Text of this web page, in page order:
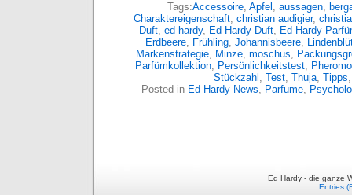
Tags:Accessoire, Apfel , aussagen,
Charaktereigenschaft, christian audigier,
Duft, ed hardy, Ed Hardy Duft, Ed Hardy
Erdbeere, Frühling, Johannisbeere,
Markenstrategie, Minze, moschus,
Parfümkollektion, Persönlichkeitstest,
Stückzahl , Test, Thuja, Tipps
Posted in Ed Hardy News, Parfume,
Ed Hardy - die ganze
Entries